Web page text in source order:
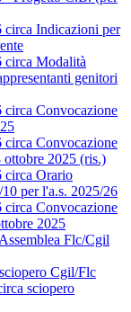
circa Indicazioni per
circa Modalità
genitori
circa Convocazione
circa Convocazione
2025 (ris.)
circa Orario
per l'a.s. 2025/26
circa Convocazione
2025
Flc/Cgil
Cgil/Flc
sciopero